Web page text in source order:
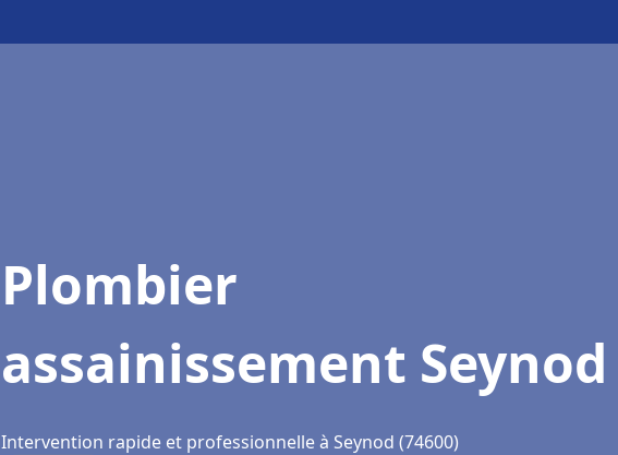
Plombier
assainissement Seynod
Intervention rapide et professionnelle à Seynod (74600)